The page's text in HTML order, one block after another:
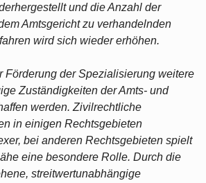
und die Anzahl der
Amtsgericht zu verhandelnden
wird sich wieder erhöhen.
Förderung der Spezialisierung weitere
Zuständigkeiten der Amts- und
werden. Zivilrechtliche
in einigen Rechtsgebieten
bei anderen Rechtsgebieten spielt
eine besondere Rolle. Durch die
streitwertunabhängige